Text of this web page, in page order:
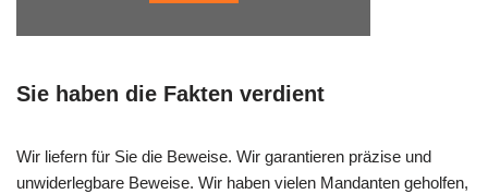
Sie haben die Fakten verdient
Wir liefern für Sie die Beweise. Wir garantieren präzise und
unwiderlegbare Beweise. Wir haben vielen Mandanten geholfen,